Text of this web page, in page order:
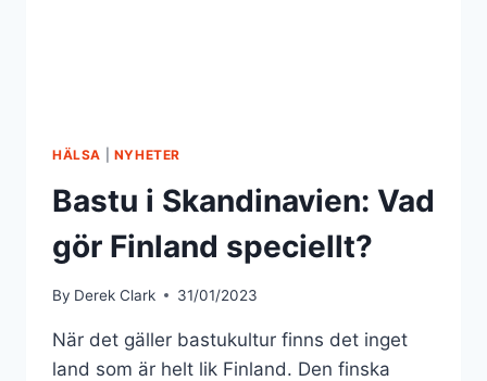
HÄLSA NYHETER
Bastu i Skandinavien: Vad
gör Finland speciellt?
By Derek Clark 31/01/2023
När det gäller bastukultur finns det inget
land som är helt lik Finland. Den finska